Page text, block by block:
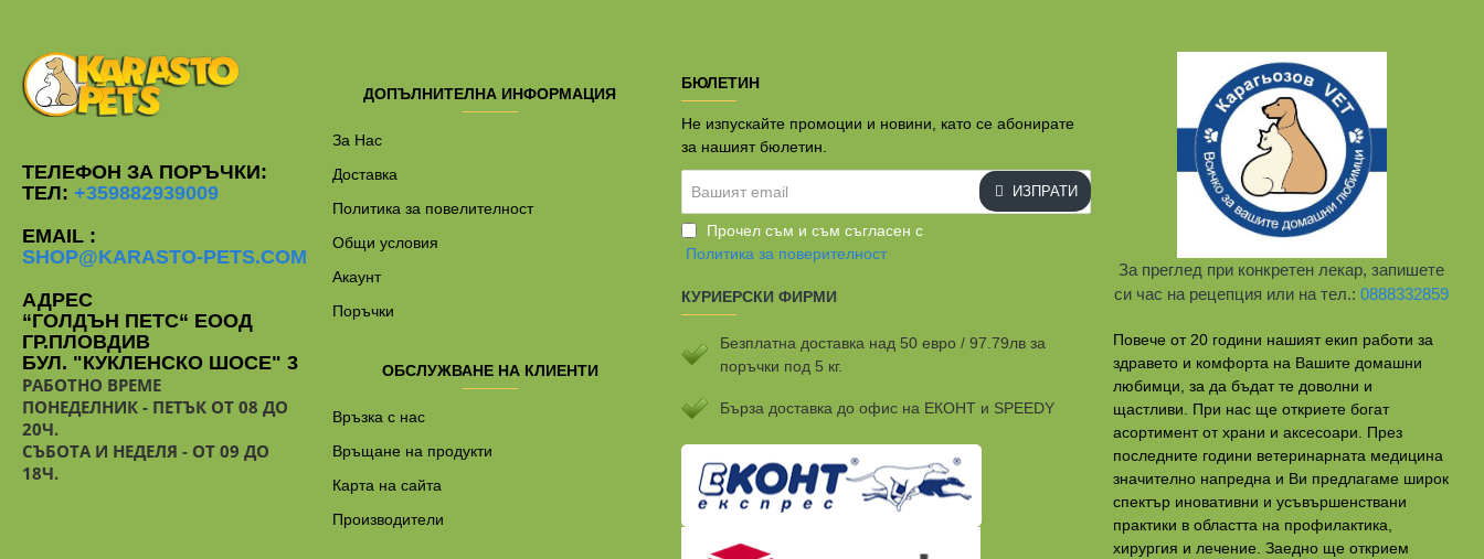
ТЕЛЕФОН ЗА ПОРЪЧКИ:
ТЕЛ: +359882939009
EMAIL :
SHOP@KARASTO-PETS.COM
АДРЕС
“ГОЛДЪН ПЕТС“ ЕООД
ГР.ПЛОВДИВ
БУЛ. "КУКЛЕНСКО ШОСЕ" 3
РАБОТНО ВРЕМЕ
ПОНЕДЕЛНИК - ПЕТЪК ОТ 08 ДО
20Ч.
СЪБОТА И НЕДЕЛЯ - ОТ 09 ДО
18Ч.
ДОПЪЛНИТЕЛНА ИНФОРМАЦИЯ
За Нас
Доставка
Политика за повелителност
Общи условия
Акаунт
Поръчки
ОБСЛУЖВАНЕ НА КЛИЕНТИ
Връзка с нас
Връщане на продукти
Карта на сайта
Производители
БЮЛЕТИН
Не изпускайте промоции и новини, като се абонирате
за нашият бюлетин.
email
ИЗПРАТИ
Прочел съм и съм съгласен с
Политика за поверителност
КУРИЕРСКИ ФИРМИ
Безплатна доставка над 50 евро / 97.79лв за
поръчки под 5 кг.
Бързa доставка до офис на ЕКОНТ и SPEEDY
За преглед при конкретен лекар, запишете
си час на рецепция или на тел.:0888332859
Повече от 20 години нашият екип работи за
здравето и комфорта на Вашите домашни
любимци, за да бъдат те доволни и
щастливи. При нас ще откриете богат
асортимент от храни и аксесоари. През
последните години ветеринарната медицина
значително напредна и Ви предлагаме широк
спектър иновативни и усъвършенствани
практики в областта на профилактикa,
хирургия и лечение. Заедно ще открием